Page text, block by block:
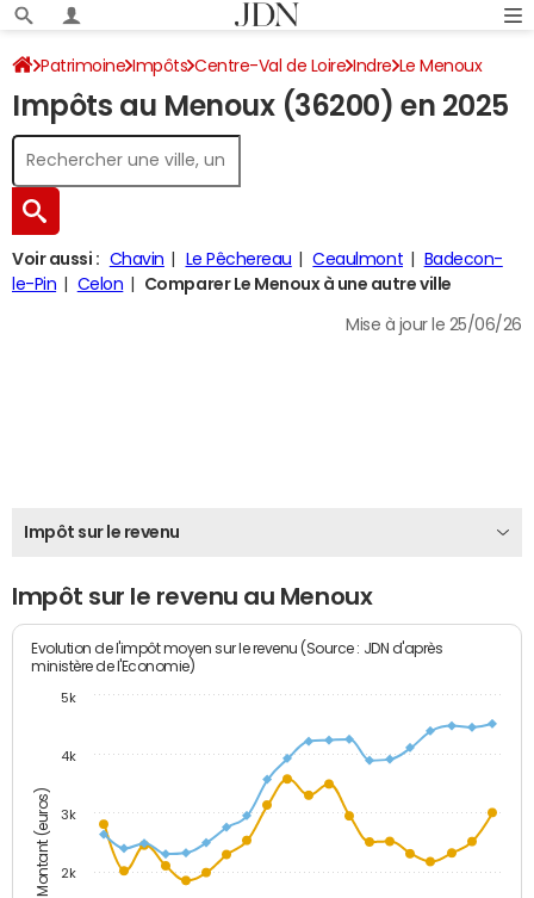
Patrimoine Impôts Centre-Val de Loire Indre Le Menoux
Impôt sur le revenu
Impôts au Menoux (36200) en 2025
Voir aussi : Chavin Le Pêchereau Ceaulmont
Badecon-
le-Pin
Celon Comparer Le Menoux à une autre ville
Mise à jour le 25/06/26
Impôt sur le revenu
Impôt sur le revenu au Menoux
Montant (euros)
Evolution de l'impôt moyen sur le revenu (Source : JDN d'après
ministère de l'Economie)
2k
3k
4k
5k